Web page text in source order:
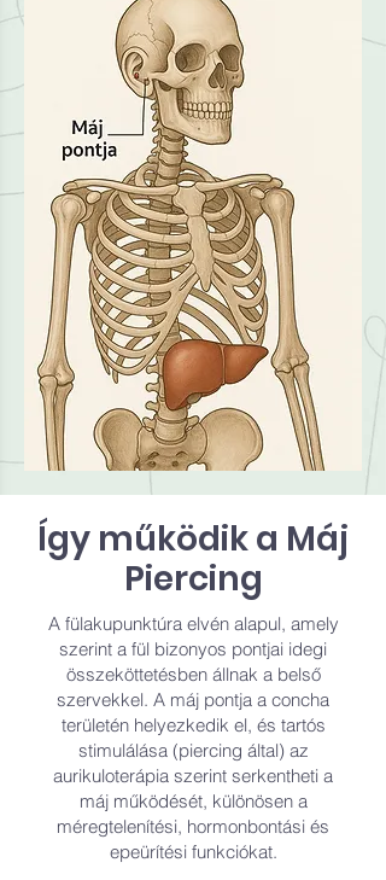
Így működik a Máj
Piercing
A fülakupunktúra elvén alapul, amely
szerint a fül bizonyos pontjai idegi
összeköttetésben állnak a belső
szervekkel. A máj pontja a concha
területén helyezkedik el, és tartós
stimulálása (piercing által) az
aurikuloterápia szerint serkentheti a
máj működését, különösen a
méregtelenítési, hormonbontási és
epeürítési funkciókat.